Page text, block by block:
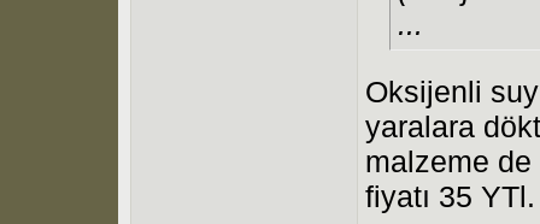
...
Oksijenli
yaralara
malzeme
fiyatı 35